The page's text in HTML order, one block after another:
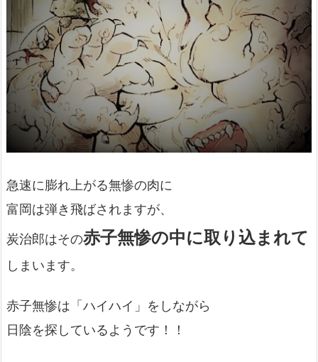
急速に膨れ上がる無惨の肉に
富岡は弾き飛ばされますが、
炭治郎はその赤子無惨の中に取り込まれて
しまいます。
赤子無惨は「ハイハイ」をしながら
日陰を探しているようです！！